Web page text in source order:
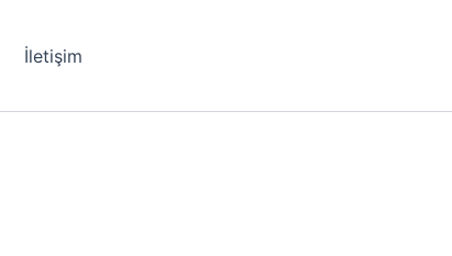
İletişim